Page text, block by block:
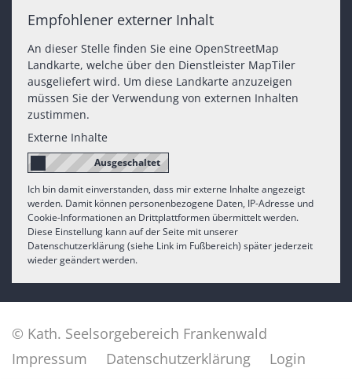
Empfohlener externer Inhalt
An dieser Stelle finden Sie eine OpenStreetMap
Landkarte, welche über den Dienstleister MapTiler
ausgeliefert wird. Um diese Landkarte anzuzeigen
müssen Sie der Verwendung von externen Inhalten
zustimmen.
Externe Inhalte
Ich bin damit einverstanden, dass mir externe Inhalte angezeigt
werden. Damit können personenbezogene Daten, IP-Adresse und
Cookie-Informationen an Drittplattformen übermittelt werden.
Diese Einstellung kann auf der Seite mit unserer
Datenschutzerklärung (siehe Link im Fußbereich) später jederzeit
wieder geändert werden.
© Kath. Seelsorgebereich Frankenwald
Impressum
Datenschutzerklärung Login